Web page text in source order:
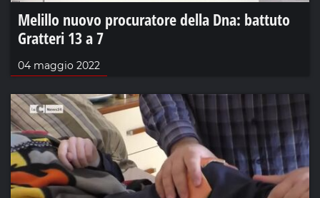
Melillo nuovo procuratore della Dna: battuto
Gratteri 13 a 7
04 maggio 2022